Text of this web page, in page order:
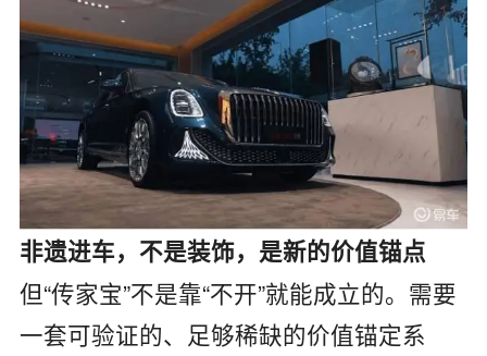
非遗进车，不是装饰，是新的价值锚点
但“传家宝”不是靠“不开”就能成立的。需要
一套可验证的、足够稀缺的价值锚定系